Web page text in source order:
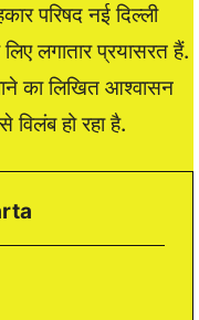
परिषद नई दिल्ली
लगातार प्रयासरत हैं.
का लिखित आश्वासन
विलंब हो रहा है.